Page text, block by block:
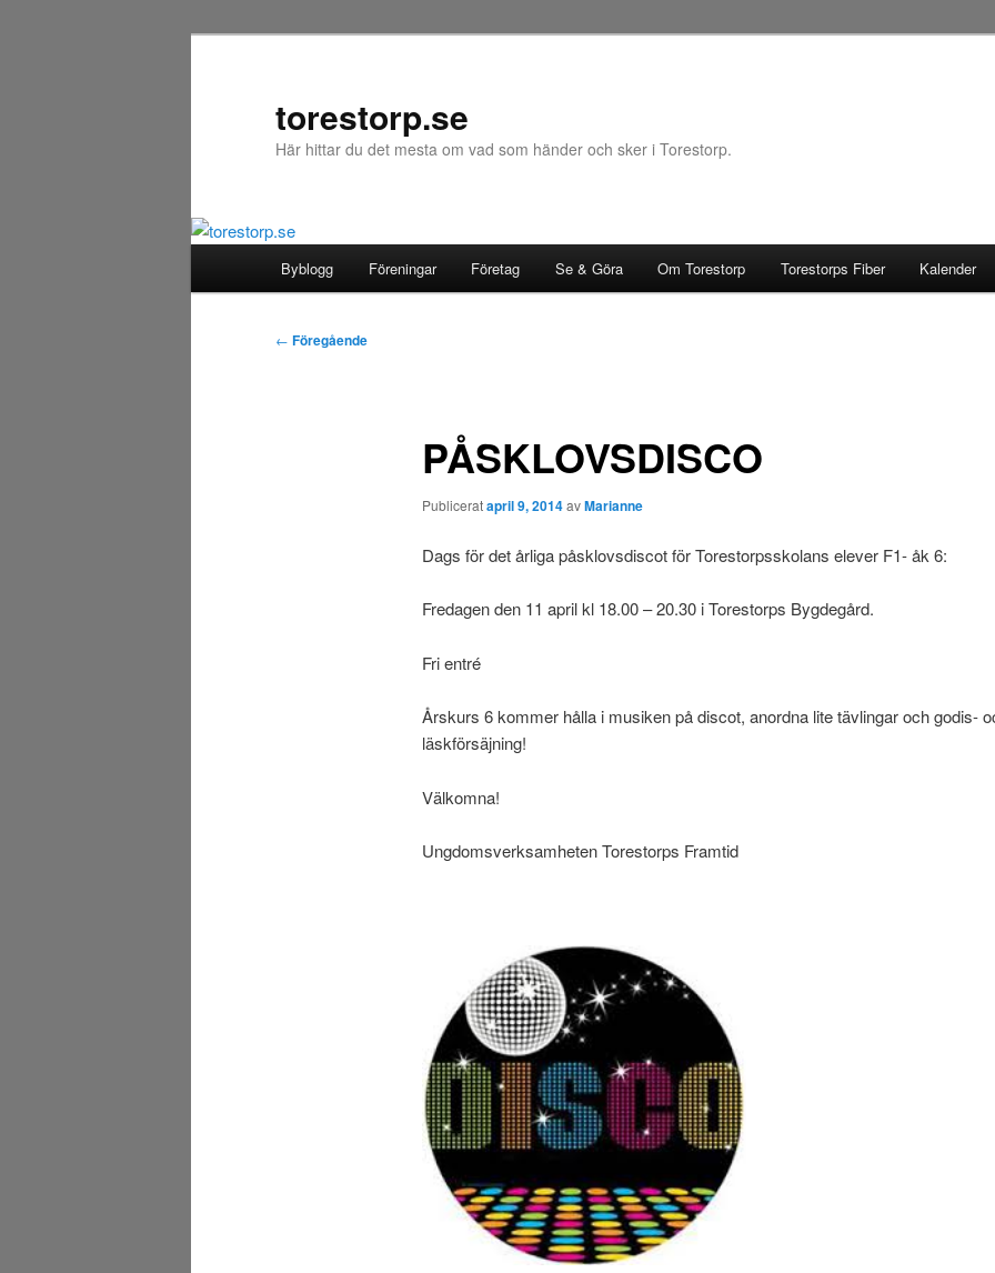
torestorp.se
Här hittar du det mesta om vad som händer och sker i Torestorp.
Byblogg Föreningar Företag Se & Göra Om Torestorp Torestorps Fiber Kalender
Inläggsnavigering
← Föregående
PÅSKLOVSDISCO
Publiceratapril 9, 2014avMarianne
Dags för det årliga påsklovsdiscot för Torestorpsskolans elever F1- åk 6:
Fredagen den 11 april kl 18.00 – 20.30 i Torestorps Bygdegård.
Fri entré
Årskurs 6 kommer hålla i musiken på discot, anordna lite tävlingar och godis-
läskförsäjning!
Välkomna!
Ungdomsverksamheten Torestorps Framtid